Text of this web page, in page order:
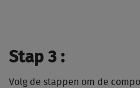
Stap 3 :
Volg de stappen om de